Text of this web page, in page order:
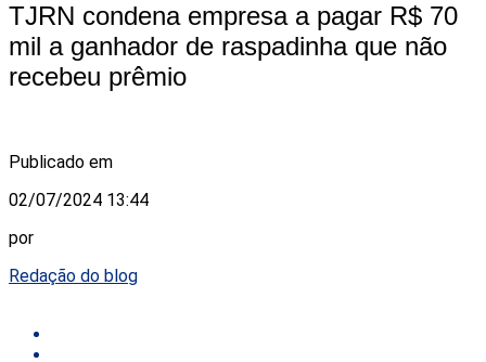
TJRN condena empresa a pagar R$ 70
mil a ganhador de raspadinha que não
recebeu prêmio
Publicado em
02/07/2024 13:44
por
Redação do blog